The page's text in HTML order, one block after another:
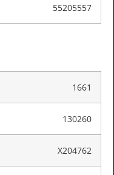
55205557
1661
130260
X204762